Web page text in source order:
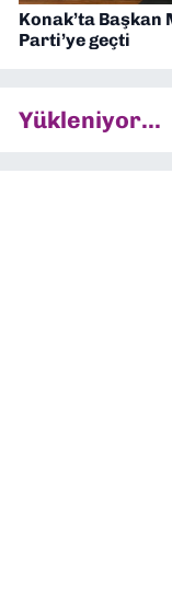
Konak’ta Başkan
Parti’ye geçti
Yükleniyor...